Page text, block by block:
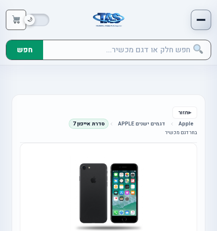
חפש
חזור
Apple
דגמים ישנים APPLE סדרת אייפון 7
בחר דגם מכשיר